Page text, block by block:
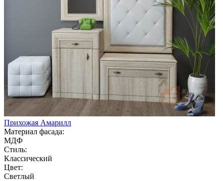
Прихожая Амарилл
Материал фасада:
МДФ
Стиль:
Классический
Цвет:
Светлый